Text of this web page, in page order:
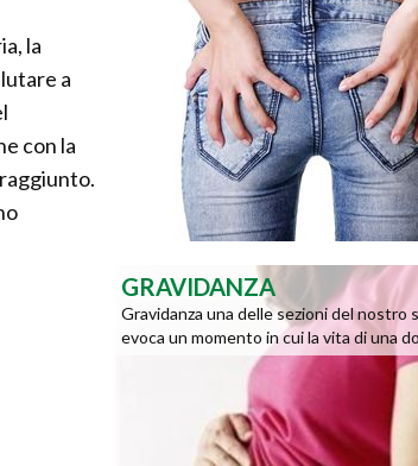
la
a
con la
GRAVIDANZA
Gravidanza una delle sezioni del nostro
evoca un momento in cui la vita di una